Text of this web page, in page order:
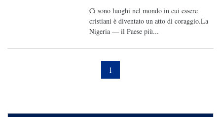
Ci sono luoghi nel mondo in cui essere
cristiani è diventato un atto di coraggio.La
Nigeria — il Paese più...
1